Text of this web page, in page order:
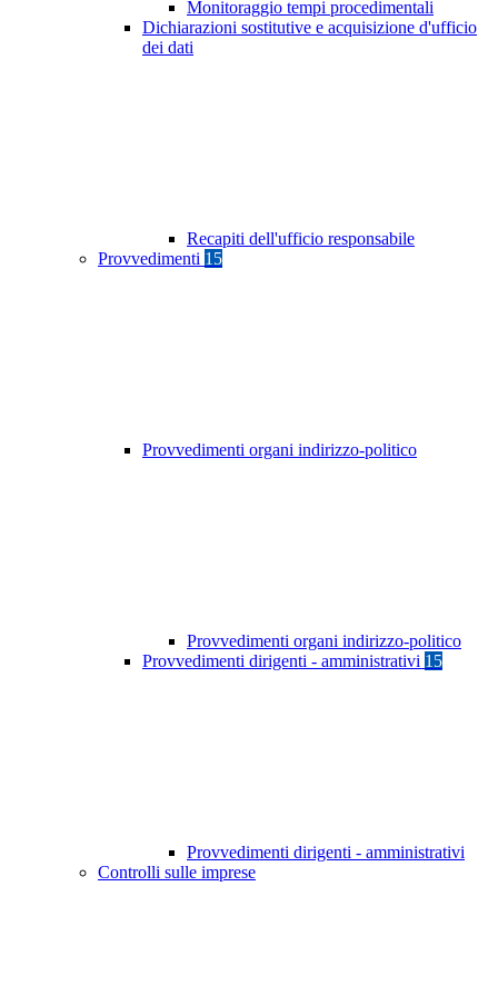
Monitoraggio tempi procedimentali
Dichiarazioni sostitutive e acquisizione d'ufficio
dei dati
Recapiti dell'ufficio responsabile
Provvedimenti 15
Provvedimenti organi indirizzo-politico
Provvedimenti organi indirizzo-politico
Provvedimenti dirigenti - amministrativi 15
Provvedimenti dirigenti - amministrativi
Controlli sulle imprese